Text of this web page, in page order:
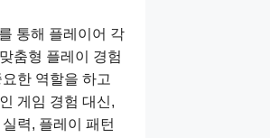
통해 플레이어 각
춤형 플레이 경험
한 역할을 하고
게임 경험 대신,
력, 플레이 패턴